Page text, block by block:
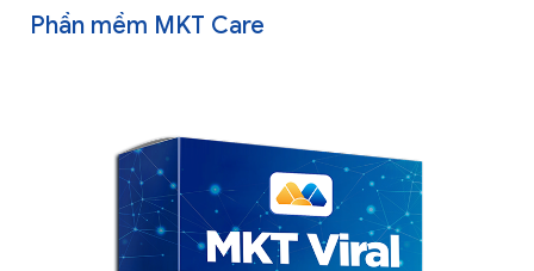
Phần mềm MKT Care